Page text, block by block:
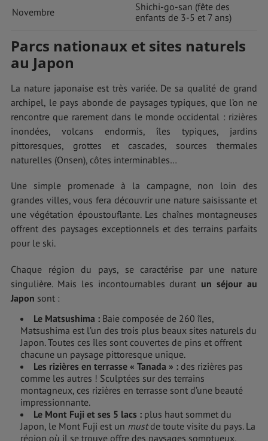
Novembre
Shichi-go-san (fête des
enfants de 3-5 et 7 ans)
Parcs nationaux et sites naturels
au Japon
La nature japonaise est très variée. De sa qualité de grand
archipel, le pays abonde de paysages typiques, que l’on ne
rencontre que rarement dans le monde occidental : rizières
inondées, volcans endormis, îles typiques, jardins
pittoresques, grottes et cascades, sources thermales
naturelles (Onsen), côtes interminables…
Une simple promenade à la campagne, non loin des
grandes villes, vous fera découvrir une nature saisissante et
une végétation époustouflante. Les chaînes montagneuses
offrent des paysages exceptionnels et des terrains parfaits
pour le ski.
Chaque région du pays, se caractérise par une nature
singulière. Mais les incontournables durant un séjour au
Japon sont :
Le Matsushima : Baie composée de 260 îles,
Matsushima est l’un des trois plus beaux sites naturels du
Japon. Toutes ces îles sont couvertes de pins et offrent
chacune un paysage pittoresque unique.
Les rizières en terrasse « Tanada » : des rizières pas
comme les autres ! Sculptées sur des terrains
montagneux, ces rizières en terrasse sont d’une beauté
impressionnante.
Le Mont Fuji et ses 5 lacs : plus haut sommet du
Japon, le Mont Fuji est un mustde toute visite du pays. La
région où il se trouve offre des paysages somptueux,